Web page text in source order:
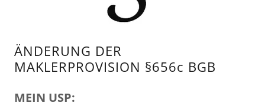
ÄNDERUNG DER
MAKLERPROVISION §656c BGB
MEIN USP: